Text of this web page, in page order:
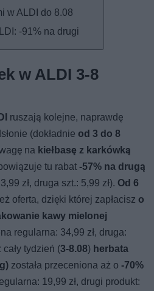
w ALDI do 8.08
-91% na drugi
w ALDI 3-8
ruszają kolejne, naprawdę
(dokładnie od 3 do 8
na kiełbasę z karkówką
tu rabat-57% na drugą
zł, druga szt.: 5,99 zł). Od 6
oferta, dzięki której zapłacisz o
kawy mielonej
regularna: 34,99 zł, druga:
cały tydzień (3-8.08) herbata
została przeceniona aż o-70%
19,99 zł, drugi produkt: